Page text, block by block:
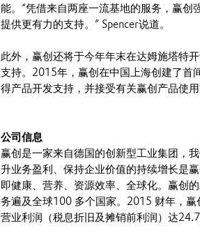
能。“凭借来自两座一流基地的服务，赢
提供更有力的支持。” Spencer说道。
此外，赢创还将于今年年末在达姆施塔特
支持。2015年，赢创在中国上海创建了首
得产品开发支持，并接受有关赢创产品使用
公司信息
赢创是一家来自德国的创新型工业集团，
升业务盈利、保持企业价值的持续增长是
即健康、营养、资源效率、全球化。赢创
务遍及全球100 多个国家。2015 财年，
营业利润（税息折旧及摊销前利润）达24.7